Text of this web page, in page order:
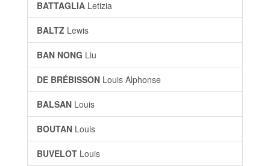
BATTAGLIA Letizia
BALTZ Lewis
BAN NONG Liu
DE BRÉBISSON Louis Alphonse
BALSAN Louis
BOUTAN Louis
BUVELOT Louis